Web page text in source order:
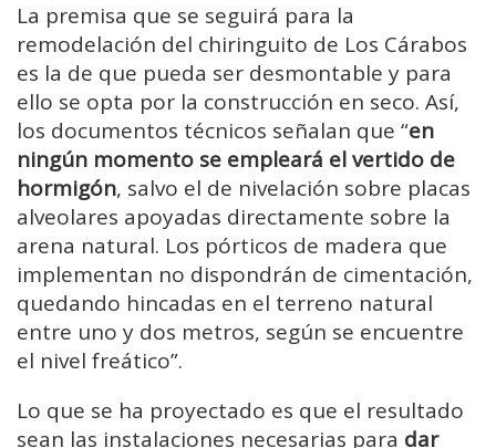
La premisa que se seguirá para la
remodelación del chiringuito de Los Cárabos
es la de que pueda ser desmontable y para
ello se opta por la construcción en seco. Así,
los documentos técnicos señalan que “en
ningún momento se empleará el vertido de
hormigón, salvo el de nivelación sobre placas
alveolares apoyadas directamente sobre la
arena natural. Los pórticos de madera que
implementan no dispondrán de cimentación,
quedando hincadas en el terreno natural
entre uno y dos metros, según se encuentre
el nivel freático”.
Lo que se ha proyectado es que el resultado
sean las instalaciones necesarias para dar